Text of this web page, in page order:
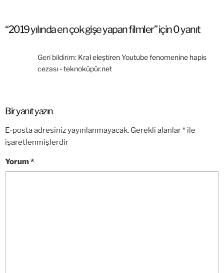
“2019 yılında en çok gişe yapan filmler” için 0 yanıt
Geri bildirim: Kral eleştiren Youtube fenomenine hapis
cezası - teknoküpür.net
Bir yanıt yazın
E-posta adresiniz yayınlanmayacak. Gerekli alanlar* ile
işaretlenmişlerdir
Yorum*